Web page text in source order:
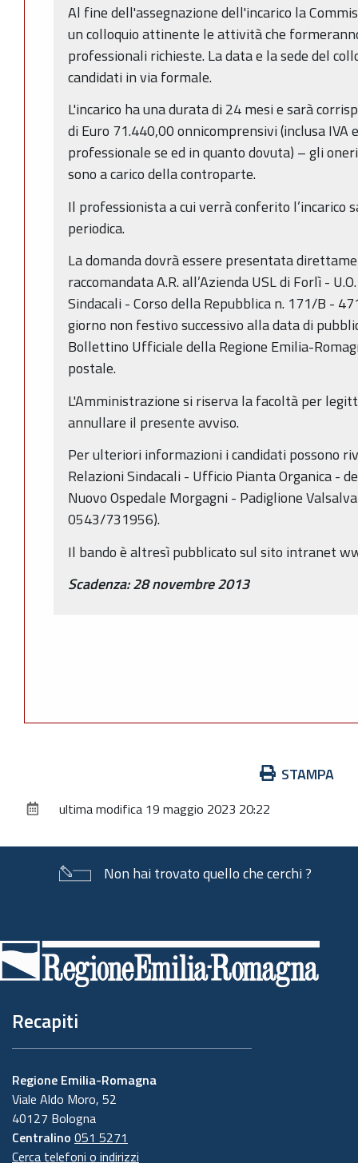
Al fine dell'assegnazione dell'incarico la
un colloquio attinente le attività che
professionali richieste. La data e la sede del
candidati in via formale.
L'incarico ha una durata di 24 mesi e sarà
di Euro 71.440,00 onnicomprensivi (inclusa IVA
professionale se ed in quanto dovuta) – gli
sono a carico della controparte.
Il professionista a cui verrà conferito l’incarico
periodica.
La domanda dovrà essere presentata
raccomandata A.R. all’Azienda USL di Forlì -
Sindacali - Corso della Repubblica n. 171/B -
giorno non festivo successivo alla data di
Bollettino Ufficiale della Regione Emilia-
postale.
L'Amministrazione si riserva la facoltà per
annullare il presente avviso.
Per ulteriori informazioni i candidati possono
Relazioni Sindacali - Ufficio Pianta Organica -
Nuovo Ospedale Morgagni - Padiglione
0543/731956).
Il bando è altresì pubblicato sul sito intranet
Scadenza: 28 novembre 2013
documento
STAMPA
ultima modifica 19 maggio 2023 20:22
Non hai trovato quello che cerchi ?
di
pagina
Recapiti
Regione Emilia-Romagna
Viale Aldo Moro, 52
40127 Bologna
Centralino 051 5271
Cerca telefoni o indirizzi